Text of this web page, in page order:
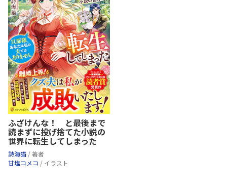
ふざけんな！ と最後まで
読まずに投げ捨てた小説の
世界に転生してしまった
詩海猫 / 著者
甘塩コメコ / イラスト